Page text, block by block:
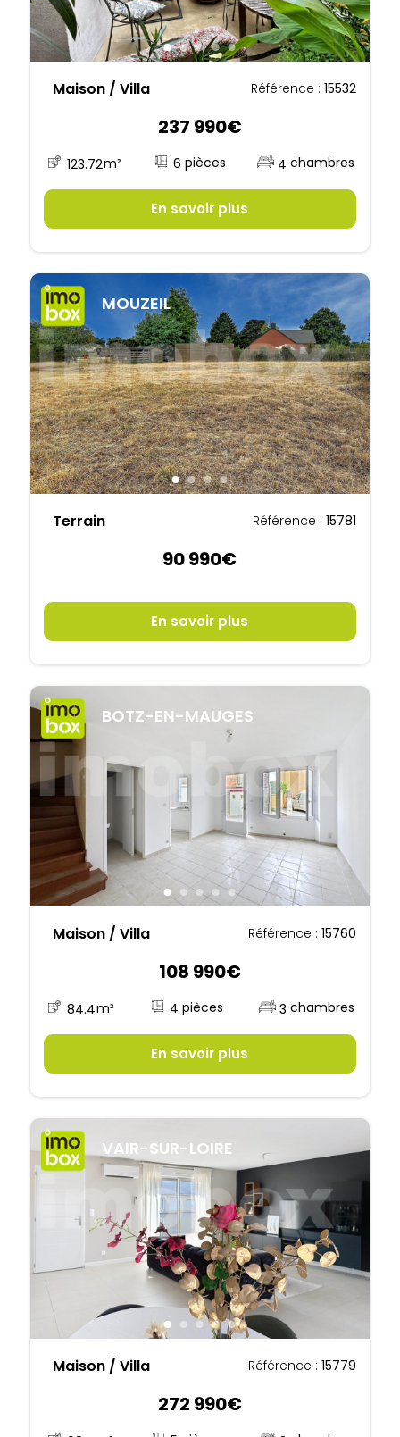
Maison / Villa Référence :15532
237 990€
123.72m² 6 4
En savoir plus
MOUZEIL
Terrain Référence :15781
90 990€
En savoir plus
BOTZ-EN-MAUGES
Maison / Villa Référence :15760
108 990€
84.4m² 4 3
En savoir plus
VAIR-SUR-LOIRE
Maison / Villa Référence :15779
272 990€